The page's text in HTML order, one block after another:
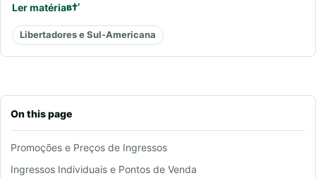
On this page
Promoções e Preços de Ingressos
Ingressos Individuais e Pontos de Venda
Ler matéria
Libertadores e Sul-Americana